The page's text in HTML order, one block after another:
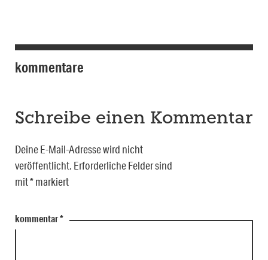
kommentare
Schreibe einen Kommentar
Deine E-Mail-Adresse wird nicht
veröffentlicht. Erforderliche Felder sind
mit*markiert
kommentar*